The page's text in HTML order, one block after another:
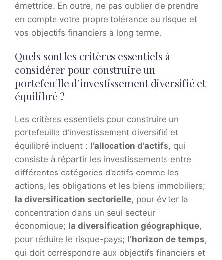
émettrice. En outre, ne pas oublier de prendre
en compte votre propre tolérance au risque et
vos objectifs financiers à long terme.
Quels sont les critères essentiels à
considérer pour construire un
portefeuille d’investissement diversifié et
équilibré ?
Les critères essentiels pour construire un
portefeuille d’investissement diversifié et
équilibré incluent : l’allocation d’actifs, qui
consiste à répartir les investissements entre
différentes catégories d’actifs comme les
actions, les obligations et les biens immobiliers;
la diversification sectorielle, pour éviter la
concentration dans un seul secteur
économique; la diversification géographique,
pour réduire le risque-pays; l’horizon de temps,
qui doit correspondre aux objectifs financiers et